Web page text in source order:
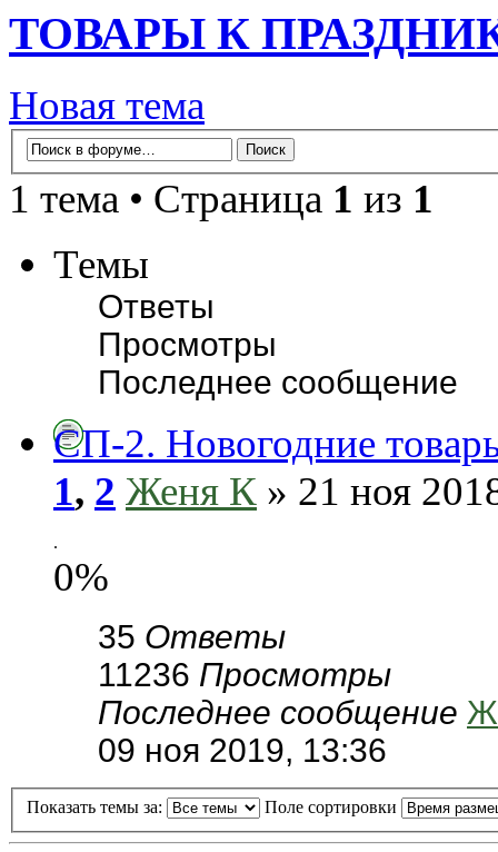
ТОВАРЫ К
Новая тема
1 тема • Страница 1 из 1
Темы
Ответы
Просмотры
Последнее сообщение
СП-2. Новогодние
1, 2 Женя К » 21 ноя
.
0%
35 Ответы
11236 Просмотры
Последнее сообщение
09 ноя 2019, 13:36
Показать темы за: Поле сортировки